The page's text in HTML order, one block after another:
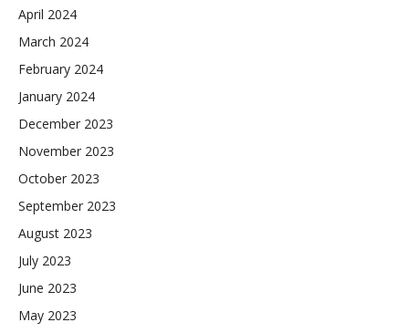
April 2024
March 2024
February 2024
January 2024
December 2023
November 2023
October 2023
September 2023
August 2023
July 2023
June 2023
May 2023